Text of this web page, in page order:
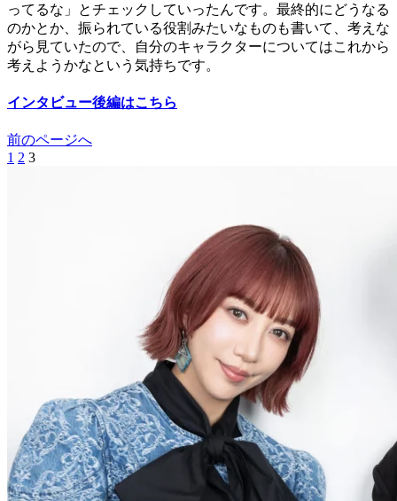
ってるな」とチェックしていったんです。最終的にどうなる
のかとか、振られている役割みたいなものも書いて、考えな
がら見ていたので、自分のキャラクターについてはこれから
考えようかなという気持ちです。
インタビュー後編はこちら
前のページへ
1 2 3